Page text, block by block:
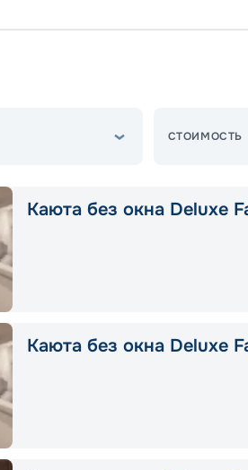
СТОИМОСТЬ
Каюта без окна Deluxe
Каюта без окна Deluxe